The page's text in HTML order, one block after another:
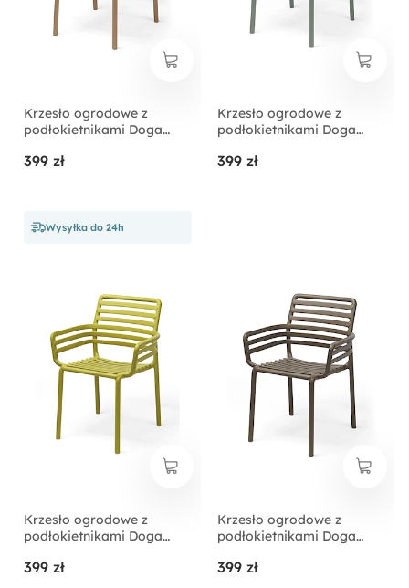
Krzesło ogrodowe z
podłokietnikami Doga
tworzywa beżowe
399 zł
Wysyłka do 24h
Krzesło ogrodowe z
podłokietnikami Doga
tworzywa szałwiowe
399 zł
Krzesło ogrodowe z
podłokietnikami Doga
tworzywa żółte
399 zł
Krzesło ogrodowe z
podłokietnikami Doga
tworzywa ciemnobrązowe
399 zł